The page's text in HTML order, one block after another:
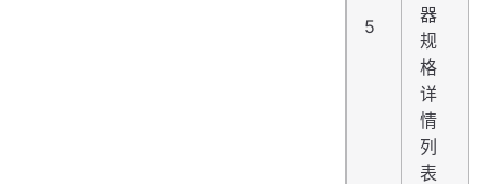
5
器
规
格
详
情
列
表